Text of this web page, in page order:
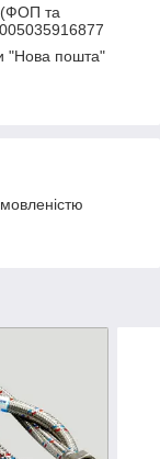
(ФОП та
"Нова пошта"